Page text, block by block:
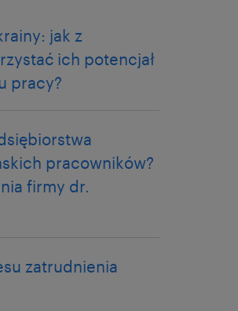
jak z
ich potencjał
pracy?
pracowników?
firmy dr.
zatrudnienia